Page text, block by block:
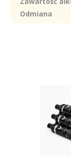
Odmiana